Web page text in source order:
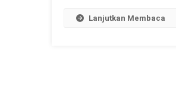
Lanjutkan Membaca